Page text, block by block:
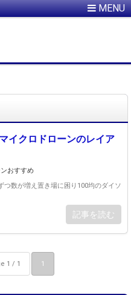
イクロドローンのレイア
ンおすすめ
つ数が増え置き場に困り100均のダイソ
記事を読む
1 / 1 1